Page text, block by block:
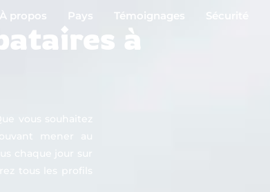
À propos Pays Témoignages Sécurité
à
vous souhaitez
mener au
chaque jour sur
tous les profils